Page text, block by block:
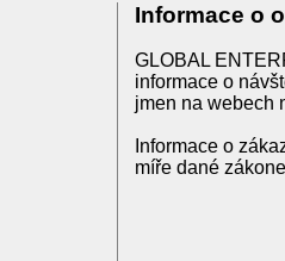
Informace o
GLOBAL
informace o
jmen na webech
Informace o
míře dané